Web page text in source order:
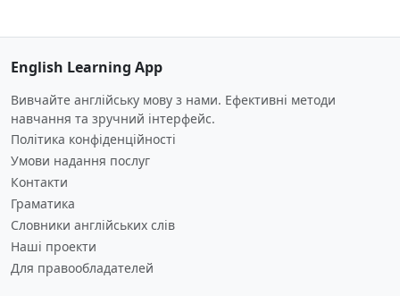
English Learning App
Вивчайте англійську мову з нами. Ефективні методи
навчання та зручний інтерфейс.
Політика конфіденційності
Умови надання послуг
Контакти
Граматика
Словники англійських слів
Наші проекти
Для правообладателей